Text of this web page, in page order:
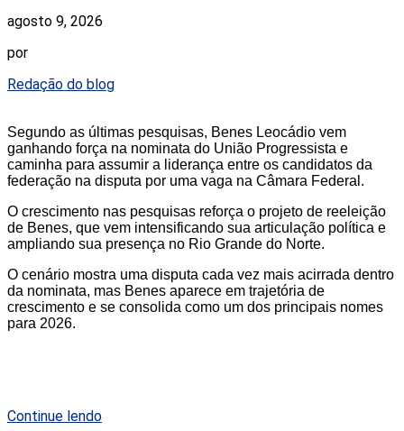
agosto 9, 2026
por
Redação do blog
Segundo as últimas pesquisas, Benes Leocádio vem
ganhando força na nominata do União Progressista e
caminha para assumir a liderança entre os candidatos da
federação na disputa por uma vaga na Câmara Federal.
O crescimento nas pesquisas reforça o projeto de reeleição
de Benes, que vem intensificando sua articulação política e
ampliando sua presença no Rio Grande do Norte.
O cenário mostra uma disputa cada vez mais acirrada dentro
da nominata, mas Benes aparece em trajetória de
crescimento e se consolida como um dos principais nomes
para 2026.
Continue lendo